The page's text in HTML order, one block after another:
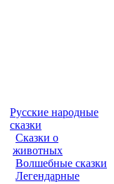
Русские народные
сказки
Сказки о
животных
Волшебные сказки
Легендарные